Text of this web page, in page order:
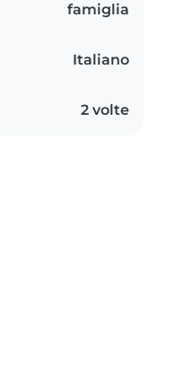
famiglia
Italiano
2 volte